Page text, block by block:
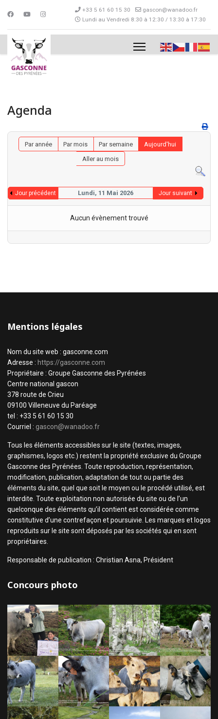
+33 5 61 60 15 30
gascon@wanadoo.fr
Lundi au Vendredi 8:30 à 12:30 / 13:30 à 17:30
Agenda
Par année Par mois Par semaine
Aujourd'hui
Aller au mois
Jour précédent Lundi, 11 Mai 2026 Jour suivant
Aucun évènement trouvé
Mentions légales
Nom du site web : gasconne.com
Adresse : https://gasconne.com
Propriétaire : Groupe Gasconne des Pyrénées
Centre national gascon
378 route de Crieu
09100 Villeneuve du Paréage
tel : +33 5 61 60 15 30
Courriel : gascon@wanadoo.fr
Tous les éléments accessibles sur le site (textes, images,
graphismes, logos etc.) restent la propriété exclusive du Groupe
Gasconne des Pyrénées. Toute reproduction, représentation,
modification, publication, adaptation de tout ou partie des
éléments du site, quel que soit le moyen ou le procédé utilisé, est
interdite. Toute exploitation non autorisée du site ou de l’un
quelconque des éléments qu’il contient est considérée comme
constitutive d’une contrefaçon et poursuivie. Les marques et logos
reproduits sur le site sont déposés par les sociétés qui en sont
propriétaires.
Responsable de publication : Christian Asna, Président
Concours photo